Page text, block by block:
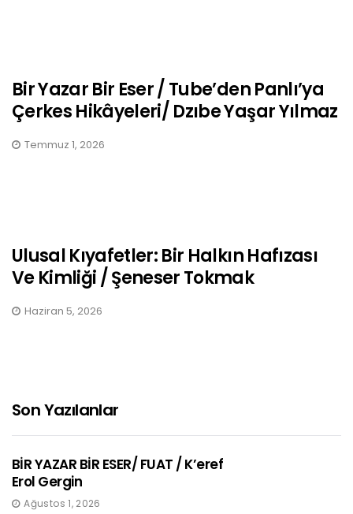
Bir Yazar Bir Eser / Tube’den Panlı’ya
Çerkes Hikâyeleri/ Dzıbe Yaşar Yılmaz
Temmuz 1, 2026
Ulusal Kıyafetler: Bir Halkın Hafızası
Ve Kimliği / Şeneser Tokmak
Haziran 5, 2026
Son Yazılanlar
BİR YAZAR BİR ESER/ FUAT / K’eref
Erol Gergin
Ağustos 1, 2026